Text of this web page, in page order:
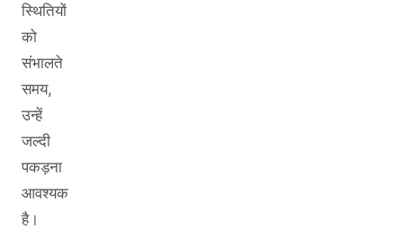
स्थितियों
को
संभालते
समय,
उन्हें
जल्दी
पकड़ना
आवश्यक
है।